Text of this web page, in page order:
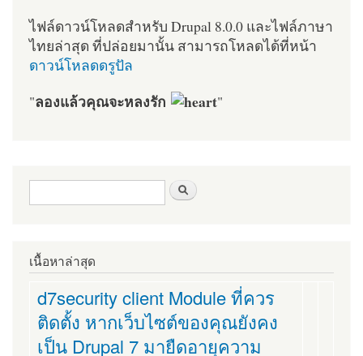
ไฟล์ดาวน์โหลดสำหรับ Drupal 8.0.0 และไฟล์ภาษา
ไทยล่าสุด ที่ปล่อยมานั้น สามารถโหลดได้ที่หน้า
ดาวน์โหลดดรูปัล
"ลองแล้วคุณจะหลงรัก "
ฟอร์มค้นหา
เนื้อหาล่าสุด
d7security client Module ที่ควร
ติดตั้ง หากเว็บไซต์ของคุณยังคง
เป็น Drupal 7 มายืดอายุความ